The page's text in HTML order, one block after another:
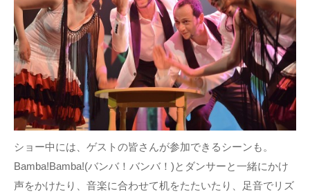
ショー中には、ゲストの皆さんが参加できるシーンも。
Bamba!Bamba!(バンバ！バンバ！)とダンサーと一緒にかけ
声をかけたり、音楽に合わせて机をたたいたり、足音でリズ